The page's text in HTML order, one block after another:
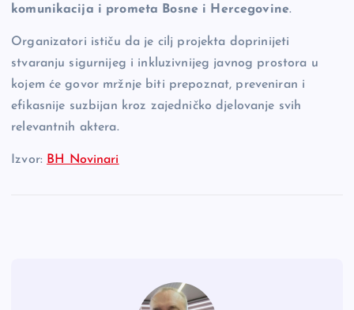
komunikacija i prometa Bosne i Hercegovine.
Organizatori ističu da je cilj projekta doprinijeti
stvaranju sigurnijeg i inkluzivnijeg javnog prostora u
kojem će govor mržnje biti prepoznat, preveniran i
efikasnije suzbijan kroz zajedničko djelovanje svih
relevantnih aktera.
Izvor: BH Novinari